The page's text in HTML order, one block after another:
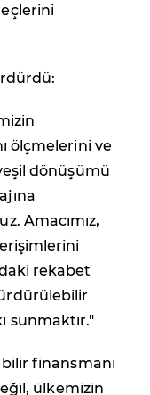
ölçmelerini ve
dönüşümü
Amacımız,
rekabet
sunmaktır."
finansmanı
ülkemizin